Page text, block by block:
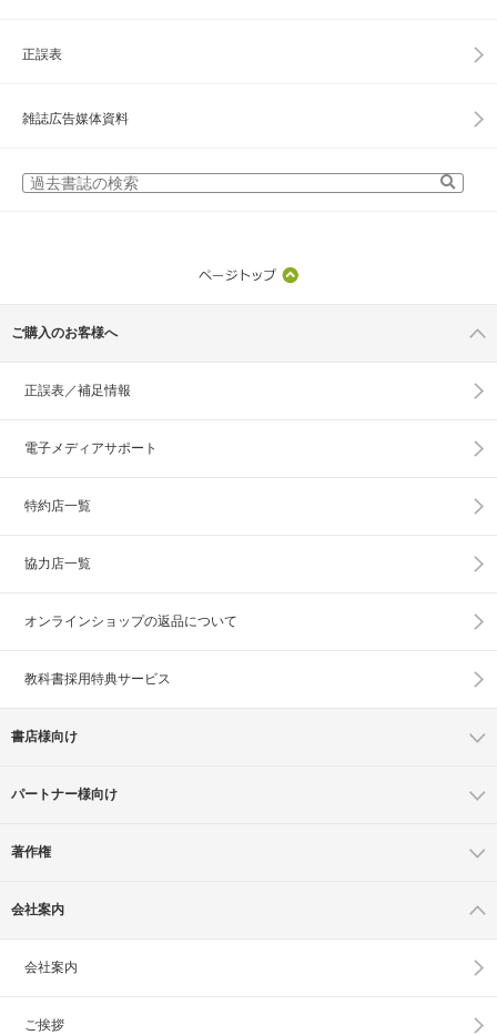
正誤表
雑誌広告媒体資料
ご購入のお客様へ
正誤表／補足情報
電子メディアサポート
特約店一覧
協力店一覧
オンラインショップの返品について
教科書採用特典サービス
書店様向け
パートナー様向け
著作権
会社案内
会社案内
ご挨拶